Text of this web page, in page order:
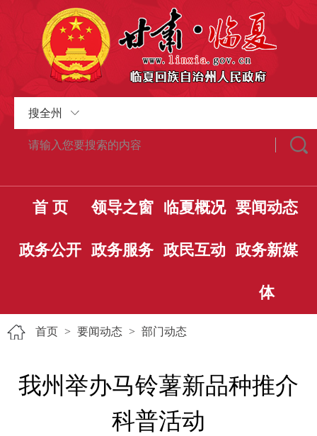
搜全州
首 页 领导之窗 临夏概况 要闻动态
政务公开 政务服务 政民互动 政务新媒
体
首页 > 要闻动态 > 部门动态
我州举办马铃薯新品种推介
科普活动